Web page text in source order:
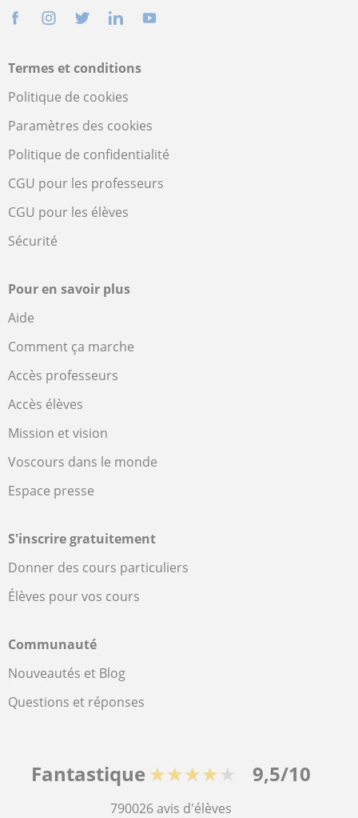
Termes et conditions
Politique de cookies
Paramètres des cookies
Politique de confidentialité
CGU pour les professeurs
CGU pour les élèves
Sécurité
Pour en savoir plus
Aide
Comment ça marche
Accès professeurs
Accès élèves
Mission et vision
Voscours dans le monde
Espace presse
S'inscrire gratuitement
Donner des cours particuliers
Élèves pour vos cours
Communauté
Nouveautés et Blog
Questions et réponses
Fantastique ★★★★★ 9,5/10
790026avis d'élèves